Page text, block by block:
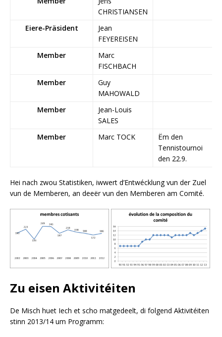
CHRISTIANSEN
Eiere-Präsident
Jean
FEYEREISEN
Member
Marc
FISCHBACH
Member
Guy
MAHOWALD
Member
Jean-Louis
SALES
Member
Marc TOCK
Ëm den
Tennistournoi
den 22.9.
Hei nach zwou Statistiken, iwwert d’Entwécklung vun der Zuel
vun de Memberen, an deeër vun den Memberen am Comité.
Zu eisen Aktivitéiten
De Misch huet Iech et scho matgedeelt, di folgend Aktivitéiten
stinn 2013/14 um Programm: